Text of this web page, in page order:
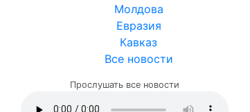
Молдова
Евразия
Кавказ
Все новости
Прослушать все новости